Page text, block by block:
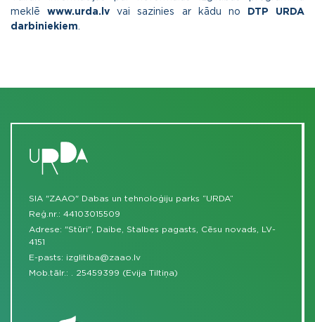
meklēwww.urda.lv vai sazinies ar kādu no
DTP URDA
darbiniekiem
SIA "ZAAO" Dabas un tehnoloģiju parks “URDA”
Reģ.nr.: 44103015509
Adrese: "Stūri", Daibe, Stalbes pagasts, Cēsu novads, LV-
4151
E-pasts: izglitiba@zaao.lv
Mob.tālr.:
25459399 (Evija Tiltiņa)